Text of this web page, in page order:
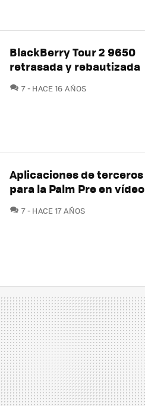
BlackBerry Tour 2 9650
retrasada y rebautizada
7COMENTARIOS
HACE 16 AÑOS
Aplicaciones de terceros
para la Palm Pre en vídeo
7COMENTARIOS
HACE 17 AÑOS